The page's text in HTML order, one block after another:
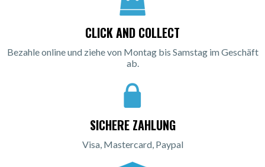
CLICK AND COLLECT
Bezahle online und ziehe von Montag bis Samstag im Geschäft
ab.
SICHERE ZAHLUNG
Visa, Mastercard, Paypal